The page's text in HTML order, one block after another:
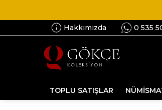
Hakkımızda 0 535
TOPLU SATIŞLAR